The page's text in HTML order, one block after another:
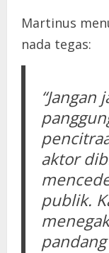
Martinus
nada tegas:
“Jangan
aktor
publik.